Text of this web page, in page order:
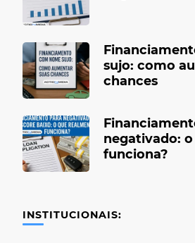
sujo: como
chances
negativado:
funciona?
INSTITUCIONAIS: